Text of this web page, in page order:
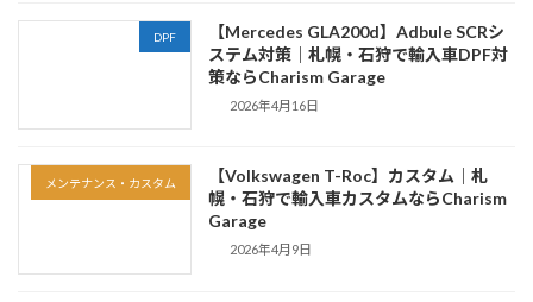
DPF
【Mercedes GLA200d】Adbule SCRシ
ステム対策｜札幌・石狩で輸入車DPF対
策ならCharism Garage
2026年4月16日
メンテナンス・カスタム
【Volkswagen T-Roc】カスタム｜札
幌・石狩で輸入車カスタムならCharism
Garage
2026年4月9日